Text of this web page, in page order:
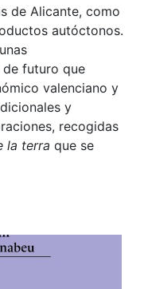
de Alicante, como
autóctonos.
futuro que
valenciano y
y
recogidas
la terra que se